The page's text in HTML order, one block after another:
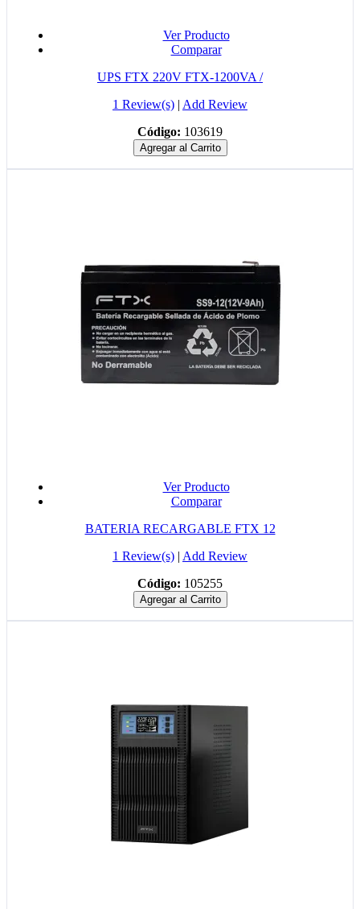
Ver Producto
Comparar
UPS FTX 220V FTX-1200VA /
1 Review(s) | Add Review
Código: 103619
Agregar al Carrito
Ver Producto
Comparar
BATERIA RECARGABLE FTX 12
1 Review(s) | Add Review
Código: 105255
Agregar al Carrito